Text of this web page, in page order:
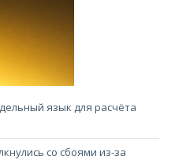
язык для расчёта
со сбоями из-за